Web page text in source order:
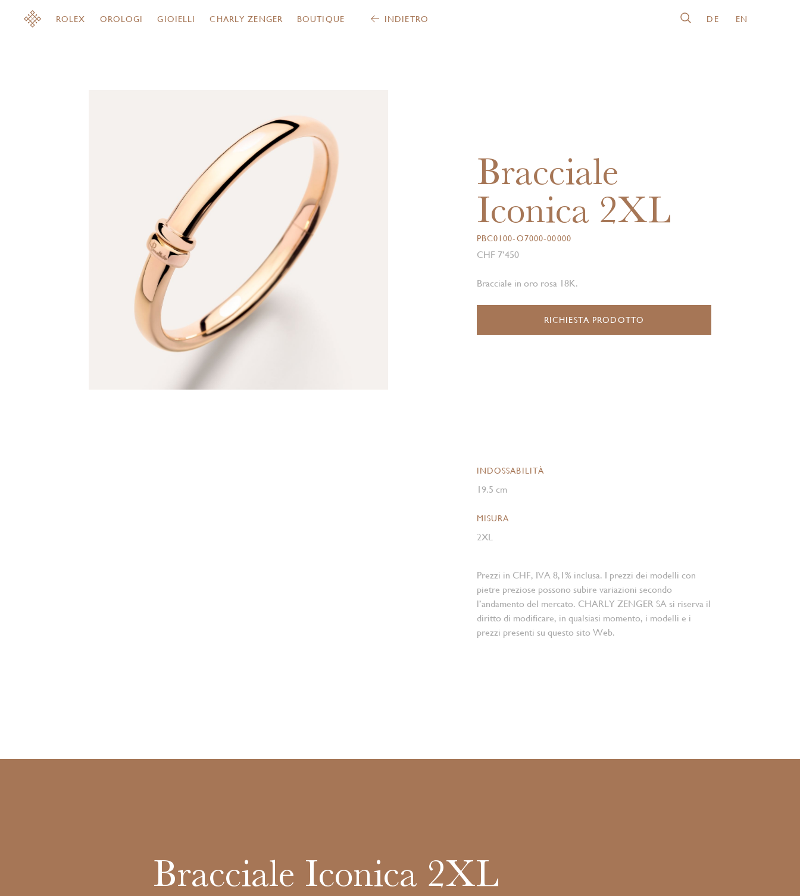
ROLEX OROLOGI GIOIELLI CHARLY ZENGER BOUTIQUE INDIETRO DE EN
Bracciale
Iconica 2XL
PBC0100-O7000-00000
CHF 7’450
Bracciale in oro rosa 18K.
RICHIESTA PRODOTTO
INDOSSABILITÀ
19.5 cm
MISURA
2XL
Prezzi in CHF, IVA 8,1% inclusa. I prezzi dei modelli con
pietre preziose possono subire variazioni secondo
l’andamento del mercato. CHARLY ZENGER SA si riserva il
diritto di modificare, in qualsiasi momento, i modelli e i
prezzi presenti su questo sito Web.
Bracciale Iconica 2XL